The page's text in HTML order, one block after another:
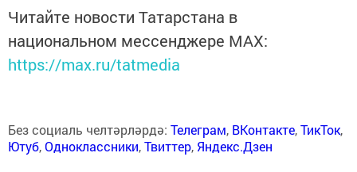
Читайте новости Татарстана в
национальном мессенджере MАХ:
https://max.ru/tatmedia
Без социаль челтәрләрдә: Телеграм, ВКонтакте,ТикТок,
Ютуб,Одноклассники,Твиттер, Яндекс.Дзен